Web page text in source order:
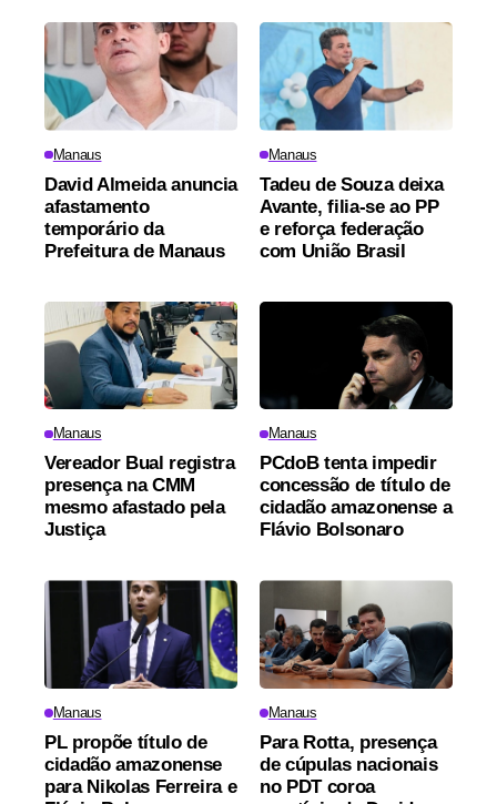
Manaus
David Almeida anuncia
afastamento
temporário da
Prefeitura de Manaus
Manaus
Tadeu de Souza deixa
Avante, filia-se ao PP
e reforça federação
com União Brasil
Manaus
Vereador Bual registra
presença na CMM
mesmo afastado pela
Justiça
Manaus
PCdoB tenta impedir
concessão de título de
cidadão amazonense a
Flávio Bolsonaro
Manaus
PL propõe título de
cidadão amazonense
para Nikolas Ferreira e
Manaus
Para Rotta, presença
de cúpulas nacionais
no PDT coroa